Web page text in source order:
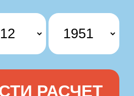
РАСЧЕТ